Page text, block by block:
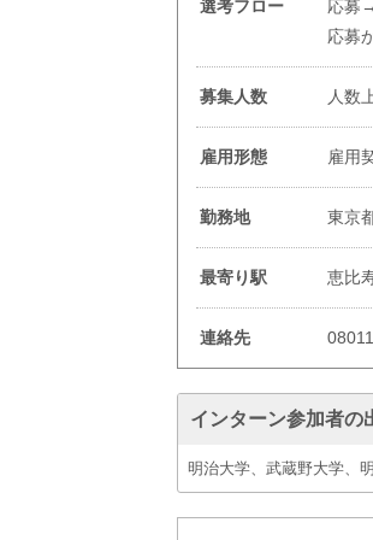
選考フロー
応募
応募
募集人数 人数
雇用形態 雇用
勤務地 東京
最寄り駅 恵比
連絡先
インターン参加者の
明治大学、武蔵野大学、